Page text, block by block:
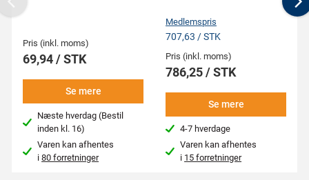
Pris (inkl. moms)
69,94 / STK
Se mere
Næste hverdag (Bestil
inden kl. 16)
Varen kan afhentes
i80 forretninger
Medlemspris
707,63 / STK
Pris (inkl. moms)
786,25 / STK
Se mere
4-7 hverdage
Varen kan afhentes
i 15 forretninger
Previous